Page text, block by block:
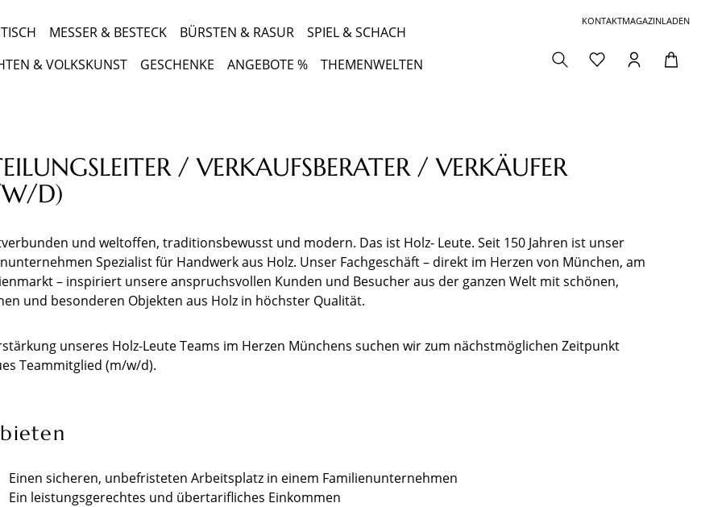
KONTAKTMAGAZINLADEN
MESSER & BESTECK BÜRSTEN & RASUR
SPIEL & SCHACH
& VOLKSKUNST
GESCHENKE ANGEBOTE % THEMENWELTEN
/ VERKAUFSBERATER / VERKÄUFER
D)
und weltoffen, traditionsbewusst und modern. Das ist Holz- Leute. Seit 150 Jahren ist unser
Spezialist für Handwerk aus Holz. Unser Fachgeschäft – direkt im Herzen von München, am
– inspiriert unsere anspruchsvollen Kunden und Besucher aus der ganzen Welt mit schönen,
und besonderen Objekten aus Holz in höchster Qualität.
unseres Holz-Leute Teams im Herzen Münchens suchen wir zum nächstmöglichen Zeitpunkt
Teammitglied (m/w/d).
Einen sicheren, unbefristeten Arbeitsplatz in einem Familienunternehmen
Ein leistungsgerechtes und übertarifliches Einkommen